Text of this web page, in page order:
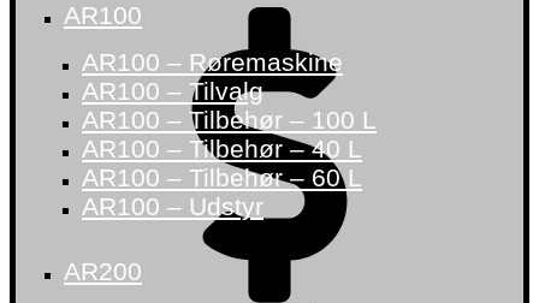
AR100
AR100 – Røremaskine
AR100 – Tilvalg
AR100 – Tilbehør – 100 L
AR100 – Tilbehør – 40 L
AR100 – Tilbehør – 60 L
AR100 – Udstyr
AR200